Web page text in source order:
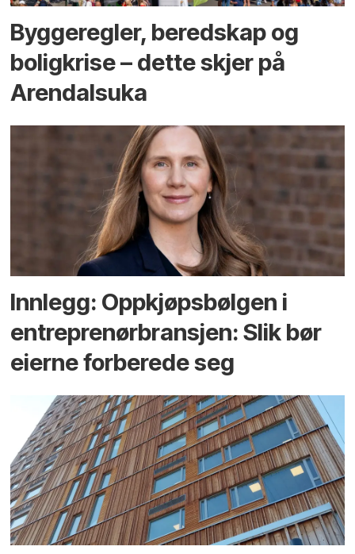
Bygge­regler, beredskap og
bolig­krise – dette skjer på
Arendals­uka
Innlegg: Oppkjøps­bølgen i
entreprenør­bransjen: Slik bør
eierne forberede seg